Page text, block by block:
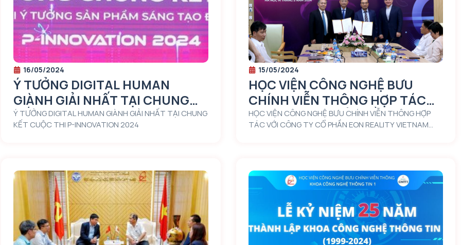
16/05/2024
Ý TƯỞNG DIGITAL HUMAN
GIÀNH GIẢI NHẤT TẠI CHUNG
KẾT CUỘC THI P-INNOVATION
2024
Ý TƯỞNG DIGITAL HUMAN GIÀNH GIẢI NHẤT TẠI CHUNG
KẾT CUỘC THI P-INNOVATION 2024
15/05/2024
HỌC VIỆN CÔNG NGHỆ BƯU
CHÍNH VIỄN THÔNG HỢP TÁC
VỚI CÔNG TY CỔ PHẦN EON
REALITY VIETNAM THIẾT LẬP
CENTER”
HỌC VIỆN CÔNG NGHỆ BƯU CHÍNH VIỄN THÔNG HỢP
TÁC VỚI CÔNG TY CỔ PHẦN EON REALITY VIETNAM